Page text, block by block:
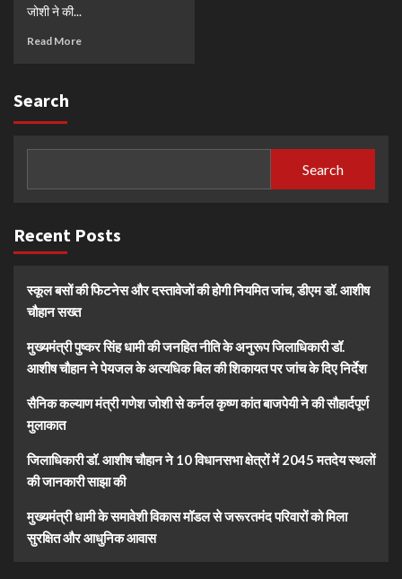
जोशी ने की...
Read More
Search
Search
Recent Posts
स्कूल बसों की फिटनेस और दस्तावेजों की होगी नियमित जांच, डीएम डॉ. आशीष
चौहान सख्त
मुख्यमंत्री पुष्कर सिंह धामी की जनहित नीति के अनुरूप जिलाधिकारी डॉ.
आशीष चौहान ने पेयजल के अत्यधिक बिल की शिकायत पर जांच के दिए निर्देश
सैनिक कल्याण मंत्री गणेश जोशी से कर्नल कृष्ण कांत बाजपेयी ने की सौहार्दपूर्ण
मुलाकात
जिलाधिकारी डॉ. आशीष चौहान ने 10 विधानसभा क्षेत्रों में 2045 मतदेय स्थलों
की जानकारी साझा की
मुख्यमंत्री धामी के समावेशी विकास मॉडल से जरूरतमंद परिवारों को मिला
सुरक्षित और आधुनिक आवास